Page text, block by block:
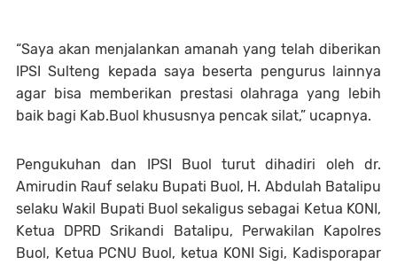
“Saya akan menjalankan amanah yang telah diberikan
IPSI Sulteng kepada saya beserta pengurus lainnya
agar bisa memberikan prestasi olahraga yang lebih
baik bagi Kab.Buol khususnya pencak silat,” ucapnya.
Pengukuhan dan IPSI Buol turut dihadiri oleh dr.
Amirudin Rauf selaku Bupati Buol, H. Abdulah Batalipu
selaku Wakil Bupati Buol sekaligus sebagai Ketua KONI,
Ketua DPRD Srikandi Batalipu, Perwakilan Kapolres
Buol, Ketua PCNU Buol, ketua KONI Sigi, Kadisporapar